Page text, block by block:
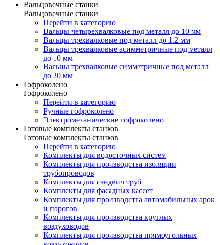
Вальцовочные станки
Вальцовочные станки
Перейти в категорию
Вальцы четырехвалковые под металл до 10 мм
Вальцы трехвалковые под металл до 1.2 мм
Вальцы трехвалковые асимметричные под металл
до 10 мм
Вальцы трехвалковые симметричные под металл
до 20 мм
Гофроколено
Гофроколено
Перейти в категорию
Ручные гофроколено
Электромеханические гофроколено
Готовые комплекты станков
Готовые комплекты станков
Перейти в категорию
Комплекты для водосточных систем
Комплекты для производства изоляции
трубопроводов
Комплекты для сэндвич труб
Комплекты для фасадных кассет
Комплекты для производства автомобильных арок
и порогов
Комплекты для производства круглых
воздуховодов
Комплекты для производства прямоугольных